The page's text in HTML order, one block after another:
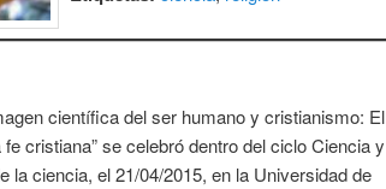
científica del ser humano y cristianismo: El
cristiana” se celebró dentro del ciclo Ciencia y
la ciencia, el 21/04/2015, en la Universidad de